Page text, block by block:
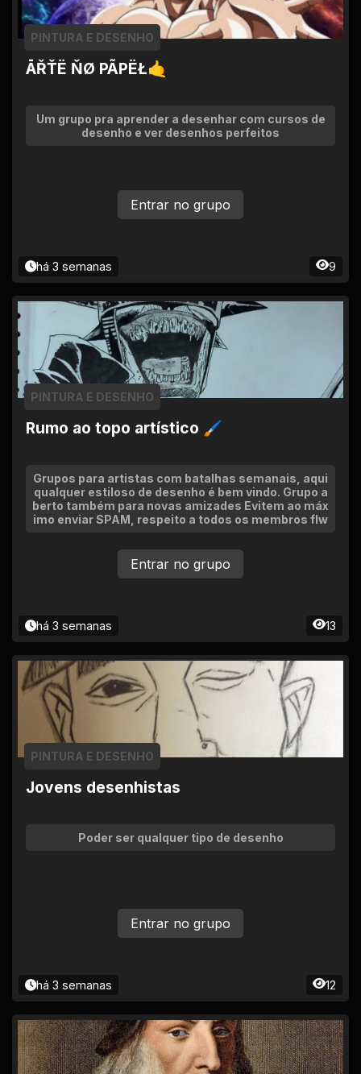
ĀŘŤË ŇØ PÃPËŁ🤙
PINTURA E DESENHO
Um grupo pra aprender a desenhar com cursos de
desenho e ver desenhos perfeitos
há 3 semanas 9
Entrar no grupo
Rumo ao topo artístico 🖌
PINTURA E DESENHO
Grupos para artistas com batalhas semanais, aqui
qualquer estiloso de desenho é bem vindo. Grupo a
berto também para novas amizades Evitem ao máx
imo enviar SPAM, respeito a todos os membros flw
há 3 semanas 13
Entrar no grupo
Jovens desenhistas
PINTURA E DESENHO
Poder ser qualquer tipo de desenho
há 3 semanas 12
Entrar no grupo